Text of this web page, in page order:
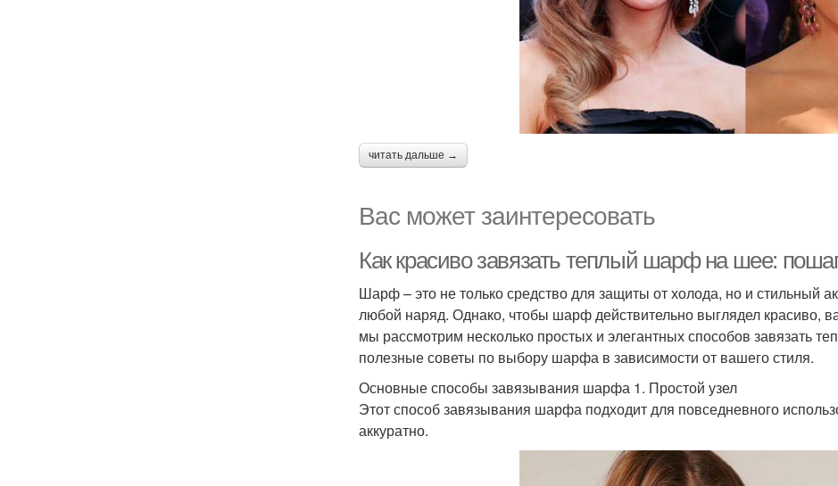
читать дальше →
Вас может заинтересовать
Как красиво завязать теплый шарф на шее:
Шарф – это не только средство для защиты от холода, но и стильный
любой наряд. Однако, чтобы шарф действительно выглядел красиво,
мы рассмотрим несколько простых и элегантных способов завязать
полезные советы по выбору шарфа в зависимости от вашего стиля.
Основные способы завязывания шарфа 1. Простой узел
Этот способ завязывания шарфа подходит для повседневного
аккуратно.